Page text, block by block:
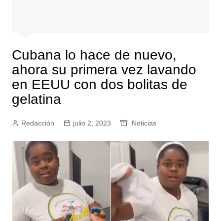
Cubana lo hace de nuevo,
ahora su primera vez lavando
en EEUU con dos bolitas de
gelatina
Redacción julio 2, 2023 Noticias